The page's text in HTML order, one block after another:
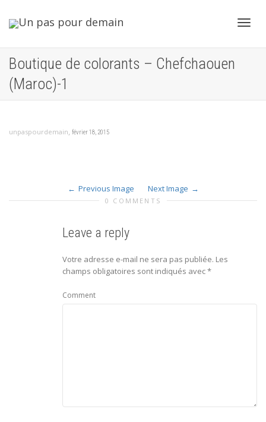
Boutique de colorants – Chefchaouen
(Maroc)-1
unpaspourdemain, février 18, 2015
Previous Image Next Image
0 COMMENTS
Leave a reply
Votre adresse e-mail ne sera pas publiée. Les
champs obligatoires sont indiqués avec*
Comment